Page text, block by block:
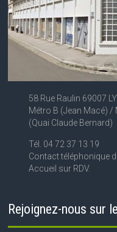
58 Rue Raulin 69007
Métro B (Jean Macé) /
(Quai Claude Bernard)
Tél. 04 72 37 13 19
Contact téléphonique
Accueil sur RDV.
Rejoignez-nous sur